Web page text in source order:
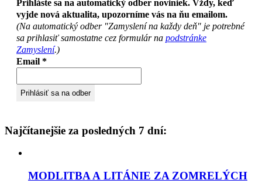
Prihláste sa na automatický odber noviniek. Vždy, keď
vyjde nová aktualita, upozorníme vás na ňu emailom.
(Na automatický odber "Zamyslení na každy deň" je potrebné
sa prihlasiť samostatne cez formulár na podstránke
Zamyslení.)
Email *
Najčítanejšie za posledných 7 dní:
MODLITBA A LITÁNIE ZA ZOMRELÝCH